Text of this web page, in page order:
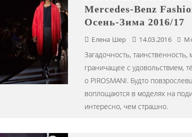
Mercedes-Benz
Осень-Зима 2016/17
Елена Шер 14.03.2016
Загадочность,
граничащее с удовольствием,
о PIROSMANI. Будто
воплощаются в моделях на
интересно, чем страшно.